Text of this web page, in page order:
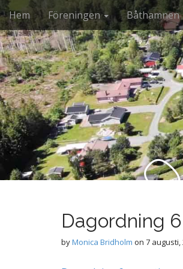
M
a
i
n
m
e
n
u
S
k
i
p
t
o
c
o
n
t
e
n
Hem Föreningen Båthamnen
b
Dagordning
byMonica Bridholm on 7 augusti,